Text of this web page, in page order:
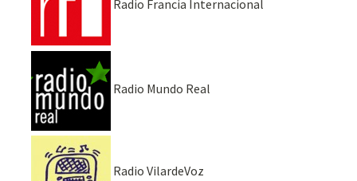
Radio Francia Internacional
Radio Mundo Real
Radio VilardeVoz